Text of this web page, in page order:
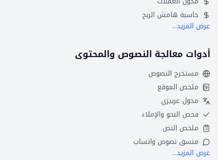
حاسبة هامش الربح
عرض المزيد...
أدوات معالجة النصوص والمحتوى
مستخرج النصوص
ملخص الموقع
محول عربيزي
فحص النحو والإملاء
ملخص النص
منسق نصوص واتساب
عرض المزيد...